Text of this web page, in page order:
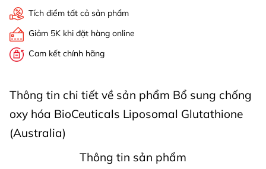
Tích điểm tất cả sản phẩm
Giảm 5K khi đặt hàng online
Cam kết chính hãng
Thông tin chi tiết về sản phẩm Bổ sung chống
oxy hóa BioCeuticals Liposomal Glutathione
(Australia)
Thông tin sản phẩm